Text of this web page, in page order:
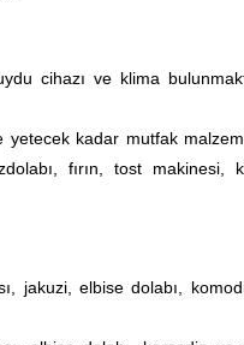
cihazı ve klima
yetecek kadar mutfak
fırın, tost makinesi,
jakuzi, elbise dolabı,